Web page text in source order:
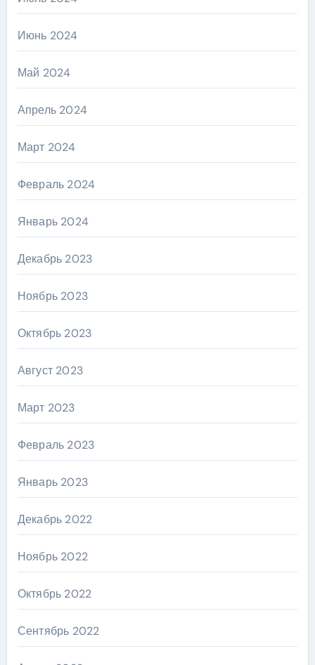
Июнь 2024
Май 2024
Апрель 2024
Март 2024
Февраль 2024
Январь 2024
Декабрь 2023
Ноябрь 2023
Октябрь 2023
Август 2023
Март 2023
Февраль 2023
Январь 2023
Декабрь 2022
Ноябрь 2022
Октябрь 2022
Сентябрь 2022